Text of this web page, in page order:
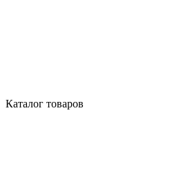
Каталог товаров